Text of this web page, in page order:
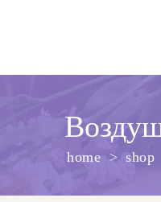
home shop
ГЛАВНАЯ
МАГАЗИН